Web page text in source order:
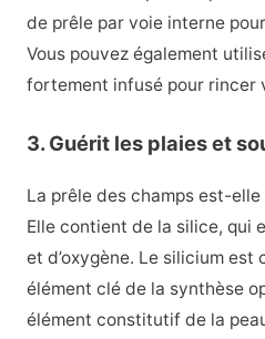
de prêle par voie interne
Vous pouvez également
fortement infusé pour rincer
3. Guérit les plaies et
La prêle des champs est-
Elle contient de la silice, qui
et d’oxygène. Le silicium est
élément clé de la synthèse
élément constitutif de la